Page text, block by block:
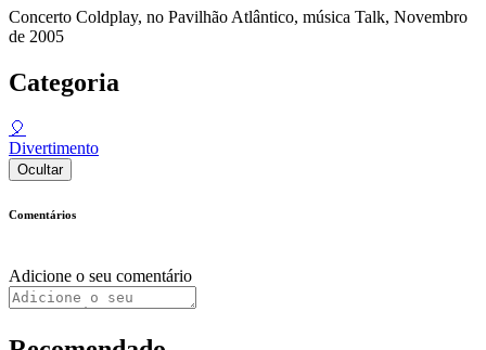
Concerto Coldplay, no Pavilhão Atlântico, música Talk, Novembro
de 2005
Categoria
🎈
Divertimento
Ocultar
Comentários
Adicione o seu comentário